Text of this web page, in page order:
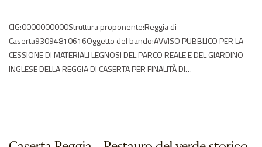
CIG:0000000000Struttura proponente:Reggia di
Caserta93094810616Oggetto del bando:AVVISO PUBBLICO PER LA
CESSIONE DI MATERIALI LEGNOSI DEL PARCO REALE E DEL GIARDINO
INGLESE DELLA REGGIA DI CASERTA PER FINALITÀ DI
partecipantiEurogiardinaggio Nicola Maisto s.r.l. – ITElenco degli…